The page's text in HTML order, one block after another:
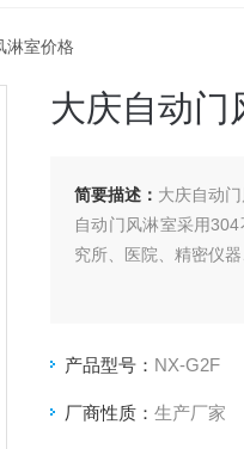
淋室价格
大庆自动门
简要描述： 大庆自动
自动门风淋室采用
究所、医院、精密仪
产品型号： NX-G2F
厂商性质： 生产厂家